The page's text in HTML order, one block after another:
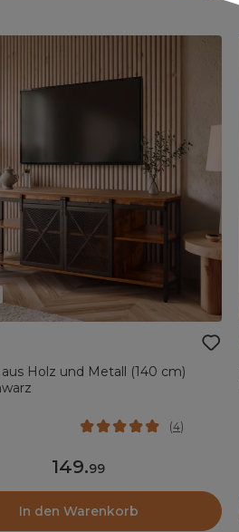
Holz und Metall (140 cm)
(4)
149.99
In den Warenkorb